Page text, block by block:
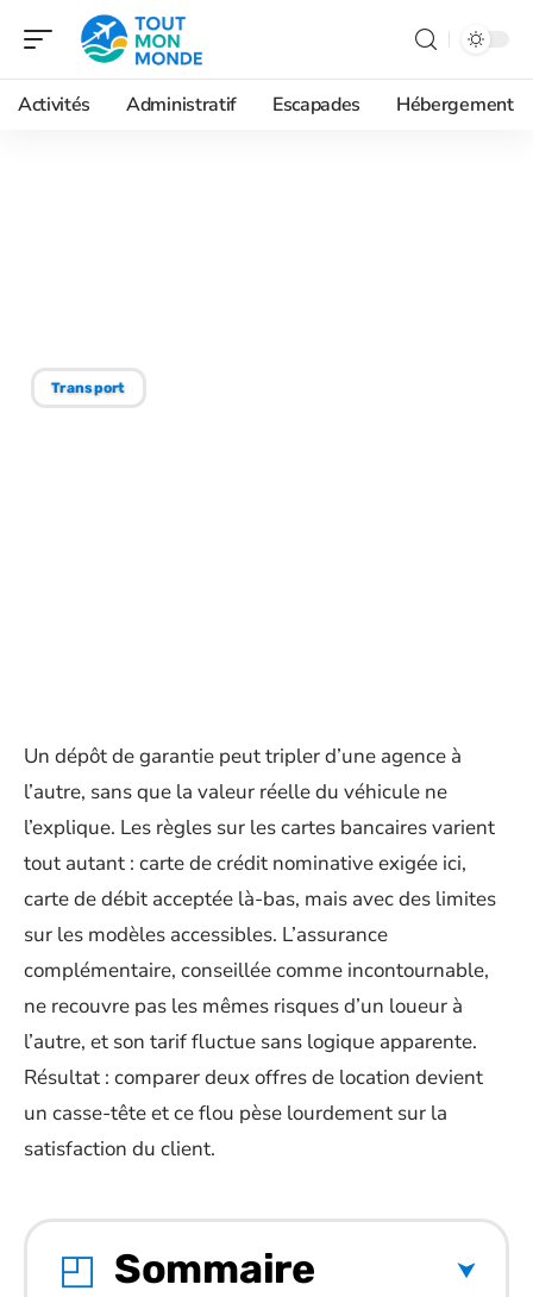
Activités Administratif Escapades Hébergement
Transport
Un dépôt de garantie peut tripler d’une agence à
l’autre, sans que la valeur réelle du véhicule ne
l’explique. Les règles sur les cartes bancaires varient
tout autant : carte de crédit nominative exigée ici,
carte de débit acceptée là-bas, mais avec des limites
sur les modèles accessibles. L’assurance
complémentaire, conseillée comme incontournable,
ne recouvre pas les mêmes risques d’un loueur à
l’autre, et son tarif fluctue sans logique apparente.
Résultat : comparer deux offres de location devient
un casse-tête et ce flou pèse lourdement sur la
satisfaction du client.
Sommaire